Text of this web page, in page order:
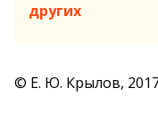
других
© Е. Ю. Крылов,